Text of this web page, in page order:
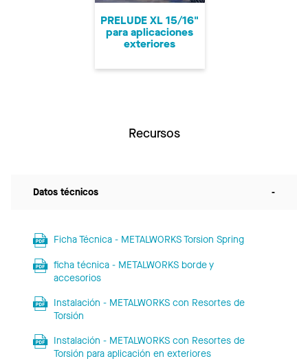
PRELUDE XL 15/16"
para aplicaciones
exteriores
Recursos
Datos técnicos -
Ficha Técnica - METALWORKS Torsion Spring
ficha técnica - METALWORKS borde y
accesorios
Instalación - METALWORKS con Resortes de
Torsión
Instalación - METALWORKS con Resortes de
Torsión para aplicación en exteriores